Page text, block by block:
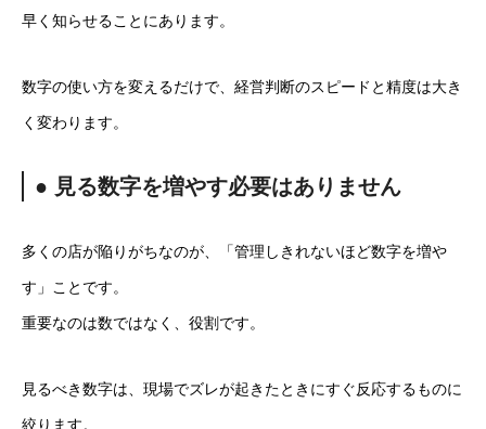
早く知らせることにあります。
数字の使い方を変えるだけで、経営判断のスピードと精度は大き
く変わります。
● 見る数字を増やす必要はありません
多くの店が陥りがちなのが、「管理しきれないほど数字を増や
す」ことです。
重要なのは数ではなく、役割です。
見るべき数字は、現場でズレが起きたときにすぐ反応するものに
絞ります。